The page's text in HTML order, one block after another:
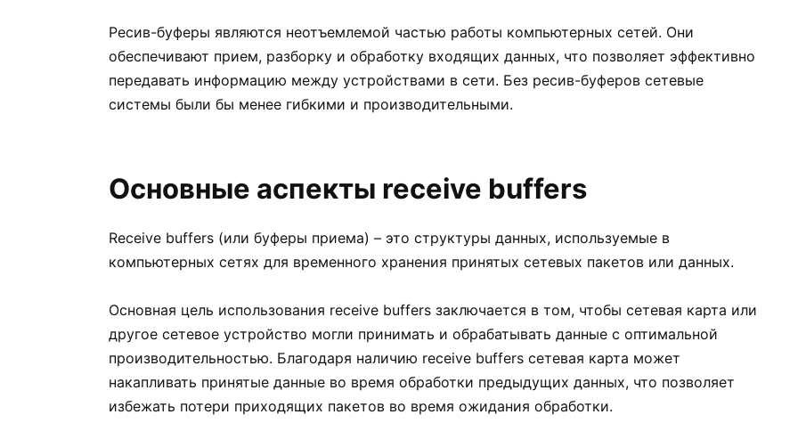
Ресив-буферы являются неотъемлемой частью работы компьютерных сетей. Они
обеспечивают прием, разборку и обработку входящих данных, что позволяет эффективно
передавать информацию между устройствами в сети. Без ресив-буферов сетевые
системы были бы менее гибкими и производительными.
Основные аспекты receive buffers
Receive buffers (или буферы приема) – это структуры данных, используемые в
компьютерных сетях для временного хранения принятых сетевых пакетов или данных.
Основная цель использования receive buffers заключается в том, чтобы сетевая карта или
другое сетевое устройство могли принимать и обрабатывать данные с оптимальной
производительностью. Благодаря наличию receive buffers сетевая карта может
накапливать принятые данные во время обработки предыдущих данных, что позволяет
избежать потери приходящих пакетов во время ожидания обработки.